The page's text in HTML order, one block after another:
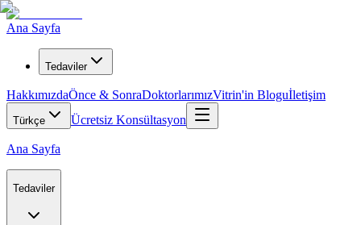
Ana Sayfa
Tedaviler
HakkımızdaÖnce & SonraDoktorlarımızVitrin'in Bloguİletişim
Türkçe Ücretsiz Konsültasyon
Ana Sayfa
Tedaviler